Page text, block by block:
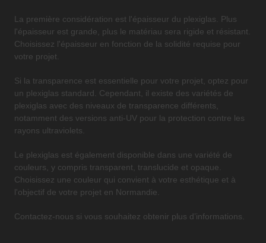
La première considération est l'épaisseur du plexiglas. Plus
l'épaisseur est grande, plus le matériau sera rigide et résistant.
Choisissez l'épaisseur en fonction de la solidité requise pour
votre projet.
Si la transparence est essentielle pour votre projet, optez pour
un plexiglas standard. Cependant, il existe des variétés de
plexiglas avec des niveaux de transparence différents,
notamment des versions anti-UV pour la protection contre les
rayons ultraviolets.
Le plexiglas est également disponible dans une variété de
couleurs, y compris transparent, translucide et opaque.
Choisissez une couleur qui convient à votre esthétique et à
l'objectif de votre projet en Normandie.
Contactez-nous si vous souhaitez obtenir plus d’informations.